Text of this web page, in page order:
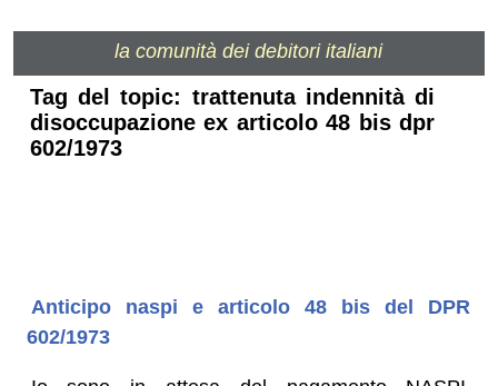
la comunità dei debitori italiani
Tag del topic: trattenuta indennità di
disoccupazione ex articolo 48 bis dpr
602/1973
Anticipo naspi e articolo 48 bis del DPR
602/1973